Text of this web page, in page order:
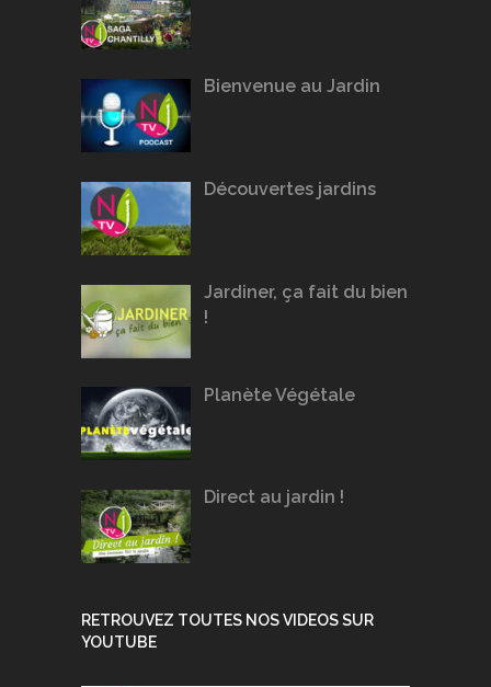
Bienvenue au Jardin
Découvertes jardins
Jardiner, ça fait du bien
!
Planète Végétale
Direct au jardin !
RETROUVEZ TOUTES NOS VIDEOS SUR
YOUTUBE